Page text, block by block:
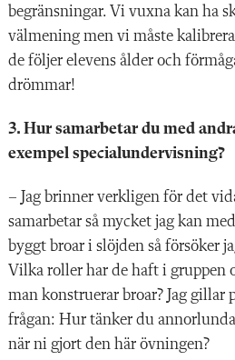
begränsningar. Vi vuxna kan ha
välmening men vi måste
de följer elevens ålder och
drömmar!
3. Hur samarbetar du med
exempel specialundervisning?
– Jag brinner verkligen för det
samarbetar så mycket jag kan
byggt broar i slöjden så försöker
Vilka roller har de haft i gruppen
man konstruerar broar? Jag
frågan: Hur tänker du
när ni gjort den här övningen?